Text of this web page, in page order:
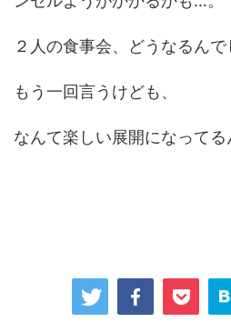
２人の食事会、どうなるんで
もう一回言うけども、
なんて楽しい展開になってる